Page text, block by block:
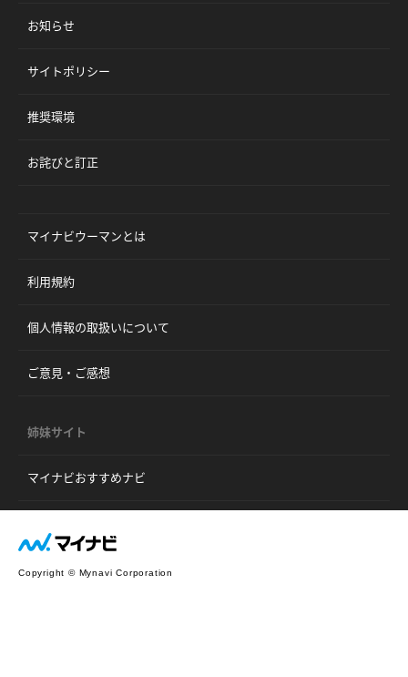
お知らせ
サイトポリシー
推奨環境
お詫びと訂正
マイナビウーマンとは
利用規約
個人情報の取扱いについて
ご意見・ご感想
姉妹サイト
マイナビおすすめナビ
Copyright © Mynavi Corporation